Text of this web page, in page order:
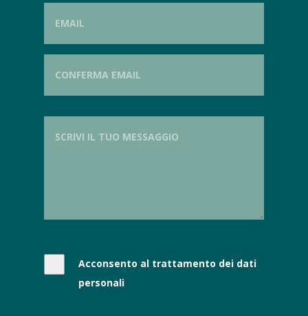
Acconsento al trattamento dei dati
personali